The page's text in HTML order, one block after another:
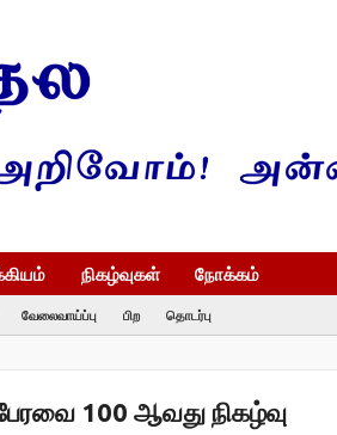
நிகழ்வுகள் நோக்கம்
வேலைவாய்ப்பு பிற தொடர்பு
100 ஆவது நிகழ்வு